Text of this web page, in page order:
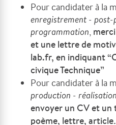
Pour candidater à la
enregistrement -
programmation,
et une lettre de
lab.fr, en indiquant
civique Technique”
Pour candidater à la
production -
envoyer un CVet un
poème, lettre,